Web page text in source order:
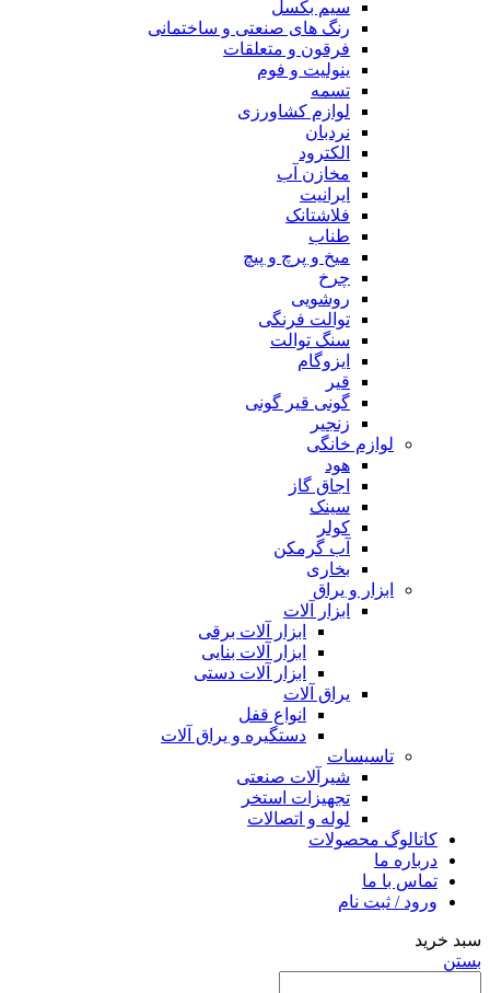
سیم بکسل
رنگ های صنعتی و ساختمانی
فرقون و متعلقات
ینولیت و فوم
تسمه
لوازم کشاورزی
نردبان
الکترود
مخازن آب
ایرانیت
فلاشتانک
طناب
میخ و پرچ و پیچ
چرخ
روشویی
توالت فرنگی
سنگ توالت
ایزوگام
قیر
گونی قیر گونی
زنجیر
لوازم خانگی
هود
اجاق گاز
سینک
کولر
آب گرمکن
بخاری
ابزار و یراق
ابزار آلات
ابزار آلات برقی
ابزار آلات بنایی
ابزار آلات دستی
یراق آلات
انواع قفل
دستگیره و یراق آلات
تاسیسات
شیرآلات صنعتی
تجهیزات استخر
لوله و اتصالات
کاتالوگ محصولات
درباره ما
تماس با ما
ورود / ثبت نام
سبد خرید
بستن